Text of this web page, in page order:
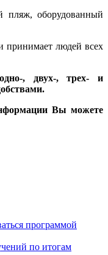
пляж, оборудованный
принимает людей всех
, двух-, трех- и
Вы можете
программой
по итогам